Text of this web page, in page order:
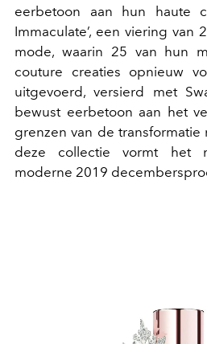
eerbetoon aan hun haute
Immaculate’, een viering van
mode, waarin 25 van hun
couture creaties opnieuw
uitgevoerd, versierd met
bewust eerbetoon aan het
grenzen van de
deze collectie vormt het
moderne 2019